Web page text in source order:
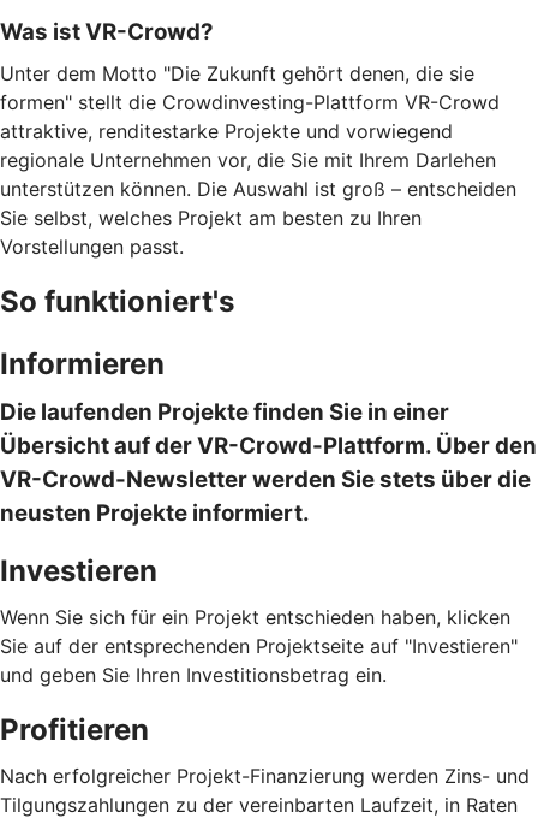
Was ist VR-Crowd?
Unter dem Motto "Die Zukunft gehört denen, die sie
formen" stellt die Crowdinvesting-Plattform VR-Crowd
attraktive, renditestarke Projekte und vorwiegend
regionale Unternehmen vor, die Sie mit Ihrem Darlehen
unterstützen können. Die Auswahl ist groß – entscheiden
Sie selbst, welches Projekt am besten zu Ihren
Vorstellungen passt.
So funktioniert's
Informieren
Die laufenden Projekte finden Sie in einer
Übersicht auf der VR-Crowd-Plattform. Über den
VR-Crowd-Newsletter werden Sie stets über die
neusten Projekte informiert.
Investieren
Wenn Sie sich für ein Projekt entschieden haben, klicken
Sie auf der entsprechenden Projektseite auf "Investieren"
und geben Sie Ihren Investitionsbetrag ein.
Profitieren
Nach erfolgreicher Projekt-Finanzierung werden Zins- und
Tilgungszahlungen zu der vereinbarten Laufzeit, in Raten